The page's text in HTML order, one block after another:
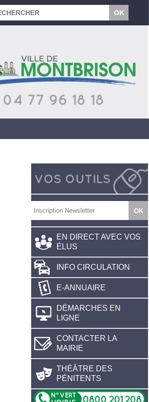
EN DIRECT AVEC VOS
ÉLUS
INFO CIRCULATION
E-ANNUAIRE
DÉMARCHES EN
LIGNE
CONTACTER LA
MAIRIE
THÉÂTRE DES
PÉNITENTS